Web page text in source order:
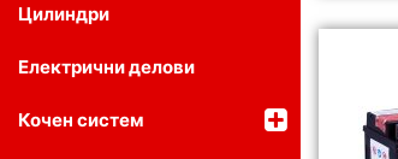
Цилиндри
Електрични делови
Кочен систем